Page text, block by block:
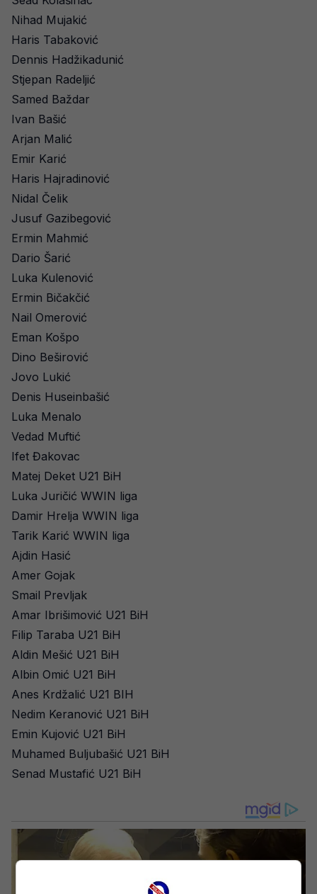
Nihad Mujakić
Haris Tabaković
Dennis Hadžikadunić
Stjepan Radeljić
Samed Baždar
Ivan Bašić
Arjan Malić
Emir Karić
Haris Hajradinović
Nidal Čelik
Jusuf Gazibegović
Ermin Mahmić
Dario Šarić
Luka Kulenović
Ermin Bičakčić
Nail Omerović
Eman Košpo
Dino Beširović
Jovo Lukić
Denis Huseinbašić
Luka Menalo
Vedad Muftić
Ifet Đakovac
Matej Deket U21 BiH
Luka Juričić WWIN liga
Damir Hrelja WWIN liga
Tarik Karić WWIN liga
Ajdin Hasić
Amer Gojak
Smail Prevljak
Amar Ibrišimović U21 BiH
Filip Taraba U21 BiH
Aldin Mešić U21 BiH
Albin Omić U21 BiH
Anes Krdžalić U21 BIH
Nedim Keranović U21 BiH
Emin Kujović U21 BiH
Muhamed Buljubašić U21 BiH
Senad Mustafić U21 BiH